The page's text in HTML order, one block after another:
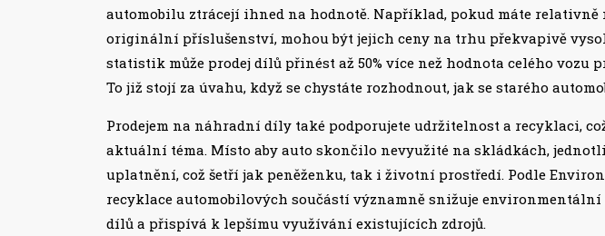
automobilu ztrácejí ihned na hodnotě. Například, pokud máte relativně
originální příslušenství, mohou být jejich ceny na trhu překvapivě
statistik může prodej dílů přinést až 50% více než hodnota celého vozu
To již stojí za úvahu, když se chystáte rozhodnout, jak se starého
Prodejem na náhradní díly také podporujete udržitelnost a recyklaci,
aktuální téma. Místo aby auto skončilo nevyužité na skládkách,
uplatnění, což šetří jak peněženku, tak i životní prostředí. Podle
recyklace automobilových součástí významně snižuje environmentální
dílů a přispívá k lepšímu využívání existujících zdrojů.